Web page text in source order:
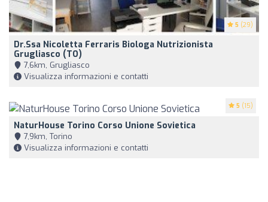
5 (29)
Dr.ssa Nicoletta Ferraris Biologa Nutrizionista
Grugliasco (TO)
7,6km, Grugliasco
Visualizza informazioni e contatti
5 (15)
NaturHouse Torino Corso Unione Sovietica
7,9km, Torino
Visualizza informazioni e contatti